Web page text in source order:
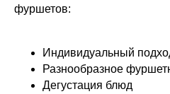
фуршетов:
Индивидуальный
Разнообразное
Дегустация блюд